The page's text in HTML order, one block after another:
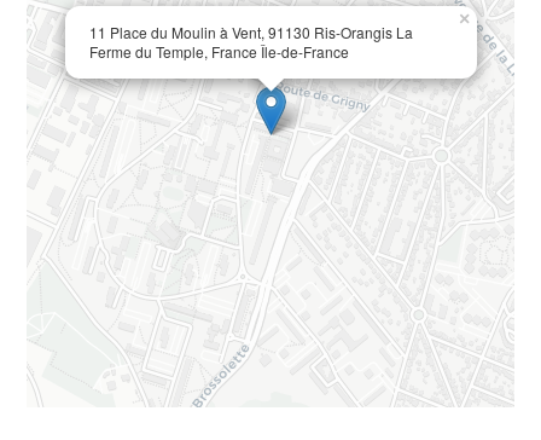
11 Place du Moulin à Vent, 91130 Ris-Orangis La
Ferme du Temple, France Île-de-France
×